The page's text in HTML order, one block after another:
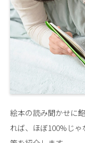
絵本の読み聞かせに
れば、ほぼ100%じ